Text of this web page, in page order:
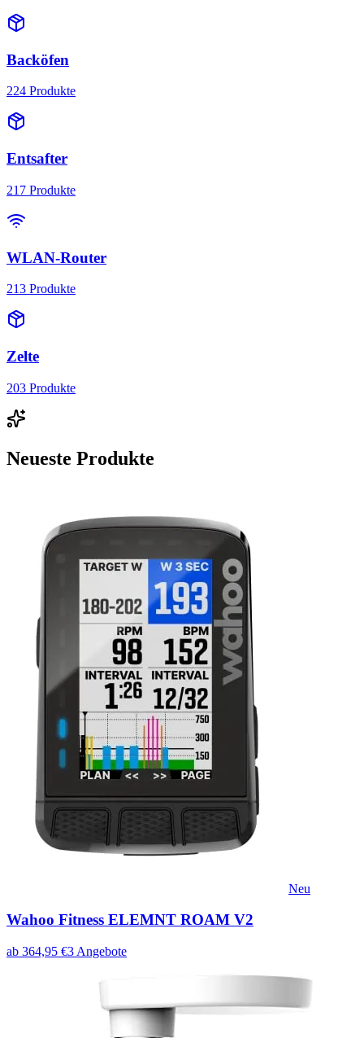
Backöfen
224 Produkte
Entsafter
217 Produkte
WLAN-Router
213 Produkte
Zelte
203 Produkte
Neueste Produkte
Neu
Wahoo Fitness ELEMNT ROAM V2
ab 364,95 €3 Angebote